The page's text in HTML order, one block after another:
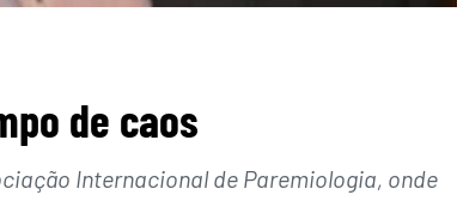
de caos
Internacional de Paremiologia, onde